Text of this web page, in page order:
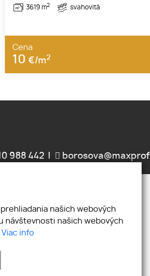
3619 m2 svahovitá
Cena
10 €/m2
988 442
našich webových
návštevnosti našich webových
Viac info